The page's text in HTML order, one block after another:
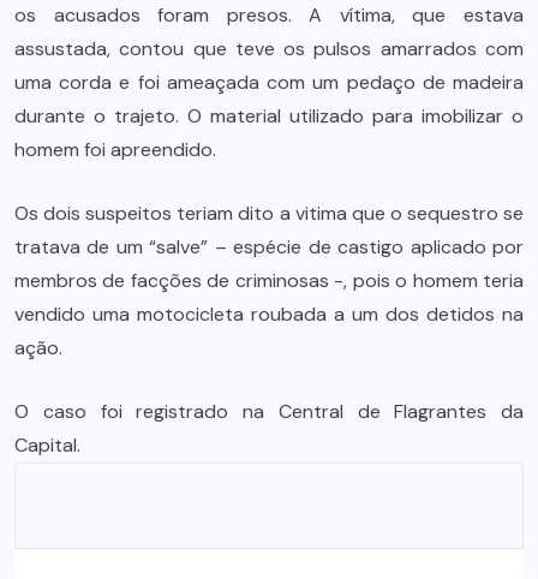
os acusados foram presos. A vítima, que estava
assustada, contou que teve os pulsos amarrados com
uma corda e foi ameaçada com um pedaço de madeira
durante o trajeto. O material utilizado para imobilizar o
homem foi apreendido.
Os dois suspeitos teriam dito a vitima que o sequestro se
tratava de um “salve” – espécie de castigo aplicado por
membros de facções de criminosas -, pois o homem teria
vendido uma motocicleta roubada a um dos detidos na
ação.
O caso foi registrado na Central de Flagrantes da
Capital.